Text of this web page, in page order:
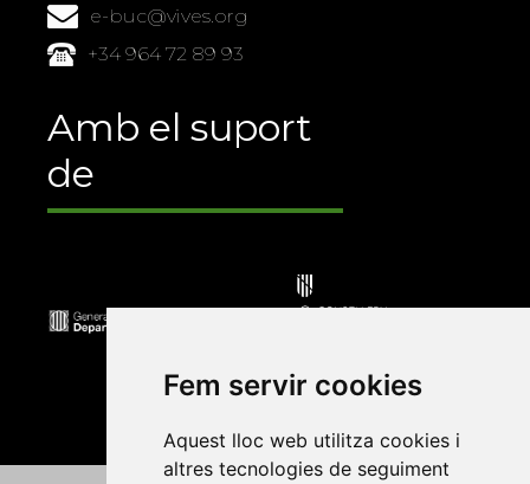
Fem servir cookies
Aquest lloc web utilitza cookies i
altres tecnologies de seguiment
e-buc@vives.org
+34 964 72 89 93
Amb el suport
de